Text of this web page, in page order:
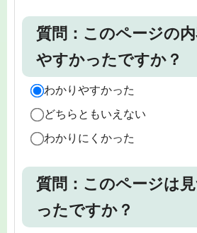
質問：このページの
やすかったですか？
わかりやすかった
どちらともいえない
わかりにくかった
質問：このページは
ったですか？